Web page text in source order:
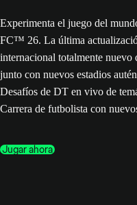
Experimenta el juego del
FC™ 26. La última
internacional totalmente nuevo
junto con nuevos estadios
Desafíos de DT en vivo de
Carrera de futbolista con
Jugar ahora